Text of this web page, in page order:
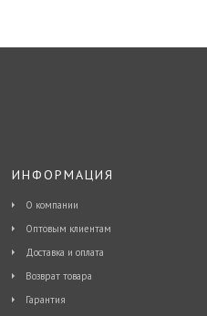
ИНФОРМАЦИЯ
О компании
Оптовым клиентам
Доставка и оплата
Возврат товара
Гарантия